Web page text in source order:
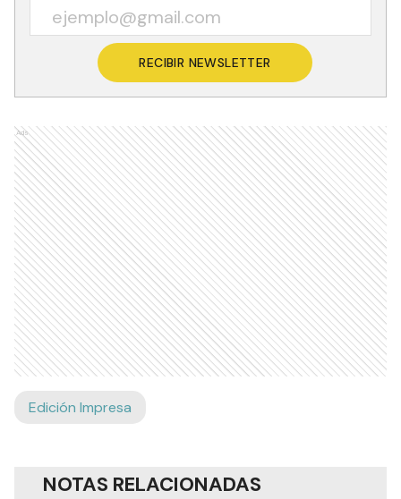
RECIBIR NEWSLETTER
Ads
Edición Impresa
NOTAS RELACIONADAS